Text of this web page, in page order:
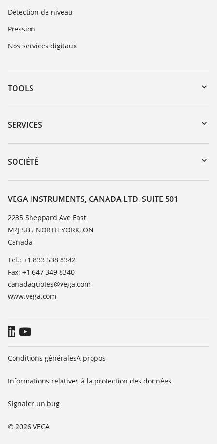
Détection de niveau
Pression
Nos services digitaux
TOOLS
Téléchargements
Recherche par numéro de série
DTM Collection/PACTware
SERVICES
Retour d'appareil
Service client
SOCIÉTÉ
À propos de VEGA
Contact
News
Presse
Blog
VEGA INSTRUMENTS, CANADA LTD. SUITE 501
2235 Sheppard Ave East
M2J 5B5 NORTH YORK, ON
Canada
Tel.: +1 833 538 8342
Fax: +1 647 349 8340
canadaquotes@vega.com
www.vega.com
© 2026 VEGA
Conditions généralesA propos
Informations relatives à la protection des données
Signaler un bug